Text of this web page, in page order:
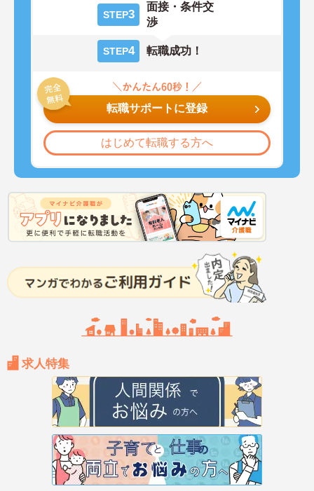
STEP3
面接・条件交
渉
STEP4 転職成功！
転職サポートに登録
はじめて転職する方へ
求人特集